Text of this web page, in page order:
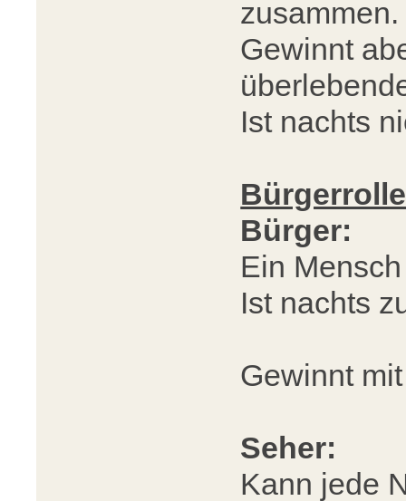
Gewinnt
Ist nachts
Bürger:
Ein
Ist nachts
Gewinnt
Seher:
Kann jede